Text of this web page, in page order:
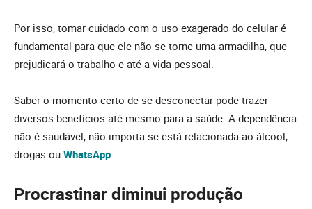
Por isso, tomar cuidado com o uso exagerado do celular é
fundamental para que ele não se torne uma armadilha, que
prejudicará o trabalho e até a vida pessoal.
Saber o momento certo de se desconectar pode trazer
diversos benefícios até mesmo para a saúde. A dependência
não é saudável, não importa se está relacionada ao álcool,
drogas ou WhatsApp.
Procrastinar diminui produção